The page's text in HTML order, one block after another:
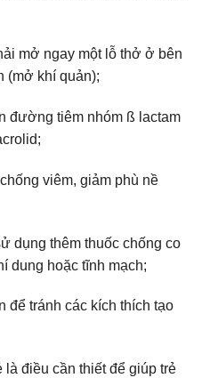
mở ngay một lỗ thở ở bên
(mở khí quản);
đường tiêm nhóm ß lactam
viêm, giảm phù nề
dụng thêm thuốc chống co
dung hoặc tĩnh mạch;
để tránh các kích thích tạo
là điều cần thiết để giúp trẻ